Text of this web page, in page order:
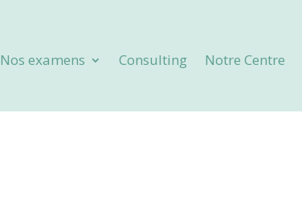
Nos examens Consulting Notre Centre